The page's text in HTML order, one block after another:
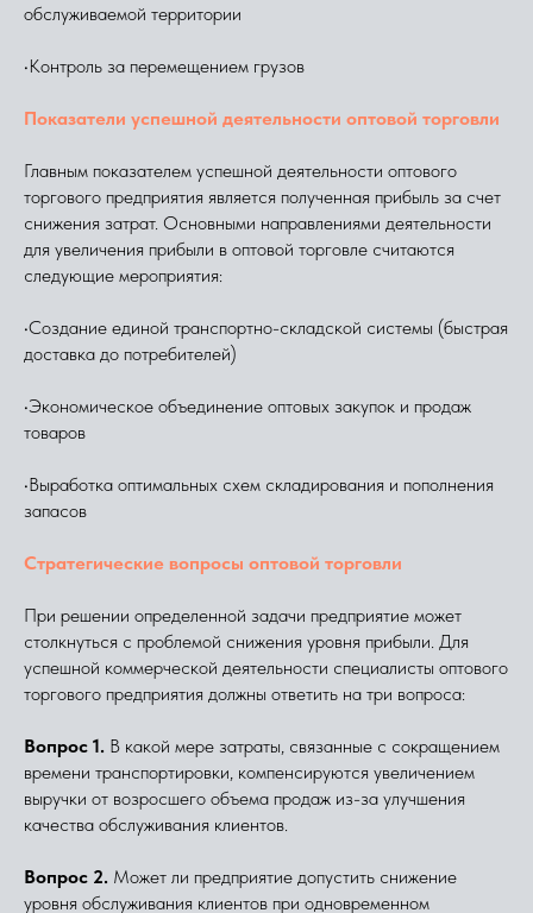
обслуживаемой территории
•Контроль за перемещением грузов
Показатели успешной деятельности оптовой торговли
Главным показателем успешной деятельности оптового
торгового предприятия является полученная прибыль за счет
снижения затрат. Основными направлениями деятельности
для увеличения прибыли в оптовой торговле считаются
следующие мероприятия:
•Создание единой транспортно-складской системы (быстрая
доставка до потребителей)
•Экономическое объединение оптовых закупок и продаж
товаров
•Выработка оптимальных схем складирования и пополнения
запасов
Стратегические вопросы оптовой торговли
При решении определенной задачи предприятие может
столкнуться с проблемой снижения уровня прибыли. Для
успешной коммерческой деятельности специалисты оптового
торгового предприятия должны ответить на три вопроса:
Вопрос 1. В какой мере затраты, связанные с сокращением
времени транспортировки, компенсируются увеличением
выручки от возросшего объема продаж из-за улучшения
качества обслуживания клиентов.
Вопрос 2. Может ли предприятие допустить снижение
уровня обслуживания клиентов при одновременном